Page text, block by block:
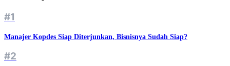
#1
Manajer Kopdes Siap Diterjunkan, Bisnisnya Sudah Siap?
#2